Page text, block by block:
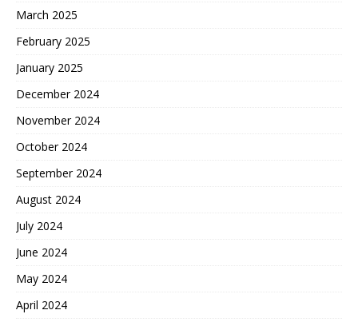
March 2025
February 2025
January 2025
December 2024
November 2024
October 2024
September 2024
August 2024
July 2024
June 2024
May 2024
April 2024